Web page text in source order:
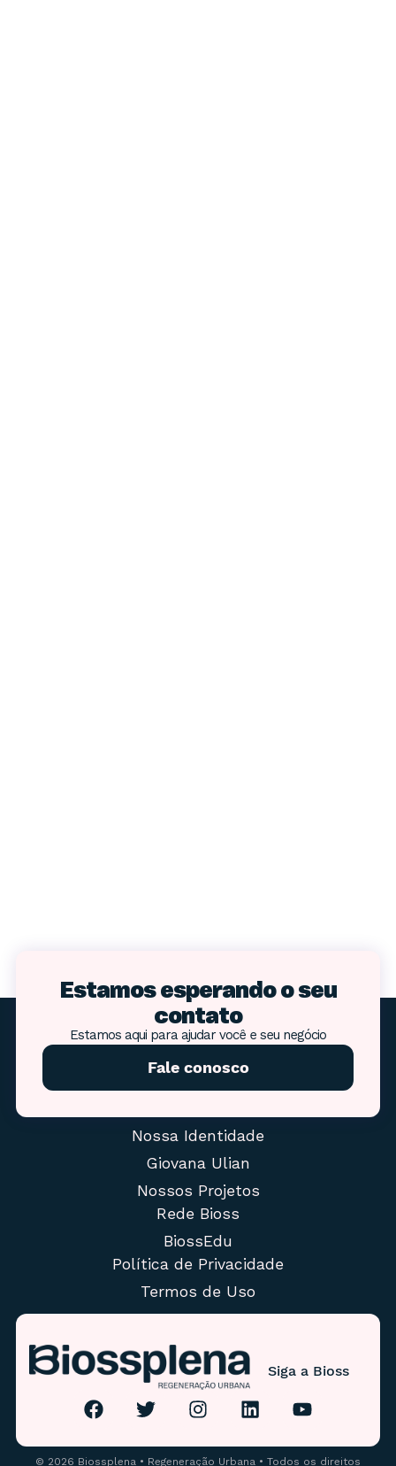
Estamos esperando o seu
contato
Estamos aqui para ajudar você e seu negócio
Fale conosco
Nossa Identidade
Giovana Ulian
Nossos Projetos
Rede Bioss
BiossEdu
Política de Privacidade
Termos de Uso
Siga a Bioss
© 2026 Biossplena • Regeneração Urbana • Todos os direitos